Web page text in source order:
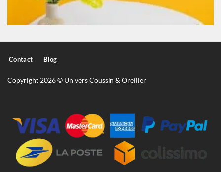
Contact Blog
Copyright 2026 © Univers Coussin & Oreiller